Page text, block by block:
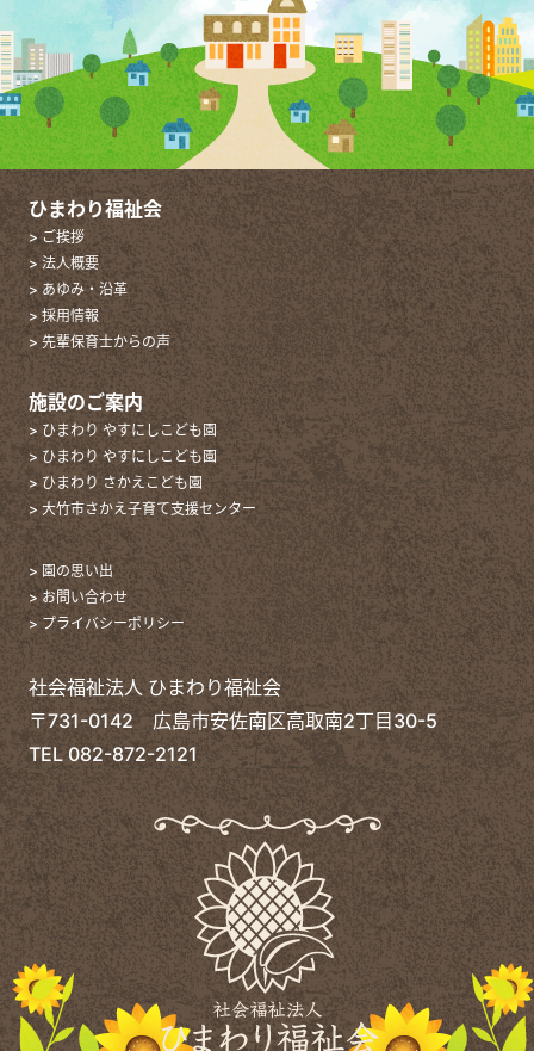
ひまわり福祉会
> ご挨拶
> 法人概要
> あゆみ・沿革
> 採用情報
> 先輩保育士からの声
施設のご案内
> ひまわり やすにしこども園
> ひまわり やすにしこども園
> ひまわり さかえこども園
> 大竹市さかえ子育て支援センター
> 園の思い出
> お問い合わせ
> プライバシーポリシー
社会福祉法人 ひまわり福祉会
〒731-0142 広島市安佐南区高取南2丁目30-5
TEL 082-872-2121